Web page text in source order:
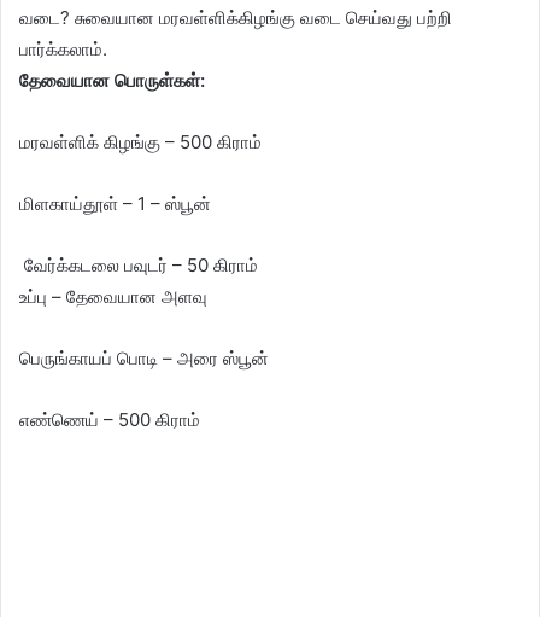
வடை? சுவையான மரவள்ளிக்கிழங்கு வடை செய்வது பற்றி
பார்க்கலாம்.
தேவையான பொருள்கள்:
மரவள்ளிக் கிழங்கு – 500 கிராம்
மிளகாய்தூள் – 1 – ஸ்பூன்
வேர்க்கடலை பவுடர் – 50 கிராம்
உப்பு – தேவையான அளவு
பெருங்காயப் பொடி – அரை ஸ்பூன்
எண்ணெய் – 500 கிராம்